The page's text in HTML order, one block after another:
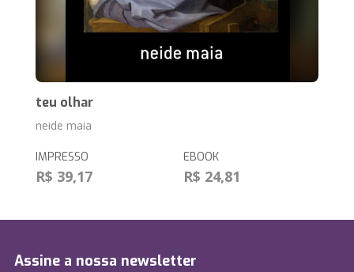
teu olhar
neide maia
IMPRESSO
R$ 39,17
EBOOK
R$ 24,81
Assine a nossa newsletter